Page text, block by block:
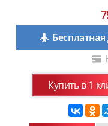
Купить в 1